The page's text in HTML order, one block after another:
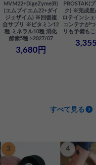
MVM22+DigeZyme(R)
(エムブイエム22+ダイ
ジェザイム) ※回復複
合サプリ ※ビタミン12
種 ミネラル10種 消化
酵素5種 >2027/07
3,680円
PROSTAK(
ク) ※完成度
ロテインシ
コンテナが
リも予備も
すべて見る
3 4